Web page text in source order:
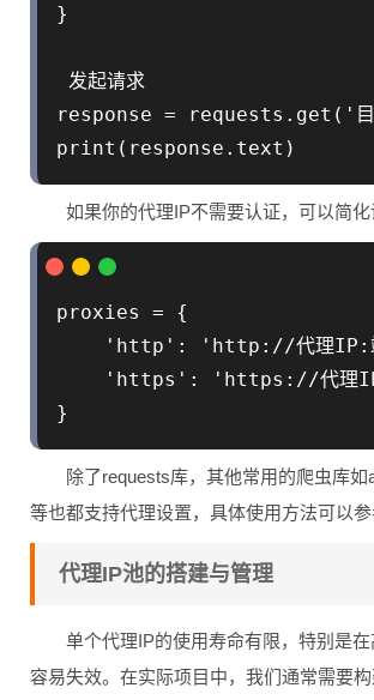
}
发起请求
response = requests.get('
如果你的代理IP不需要认证，可以简化
proxies = {
'http': 'http://代理IP:
'https': 'https://代理
除了requests库，其他常用的爬虫库如
等也都支持代理设置，具体使用方法可以参
代理IP池的搭建与管理
单个代理IP的使用寿命有限，特别是
容易失效。在实际项目中，我们通常需要